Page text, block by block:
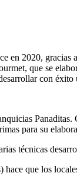
en 2020,
que se
con
para su
técnicas
que los